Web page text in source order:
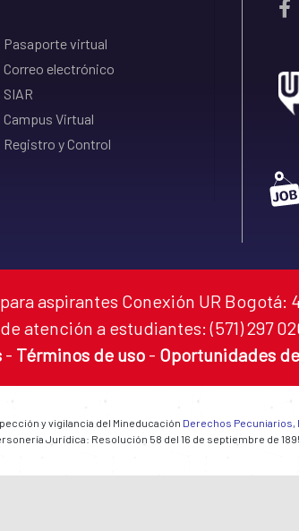
Pasaporte virtual
Correo electrónico
SIAR
Campus Virtual
Registro y Control
aspirantes Conexión UR Bogotá:
atención a estudiantes: (571) 297
- Términos de uso - Oportunidades
y vigilancia del Mineducación Derechos
Jurídica: Resolución 58 del 16 de septiembre de